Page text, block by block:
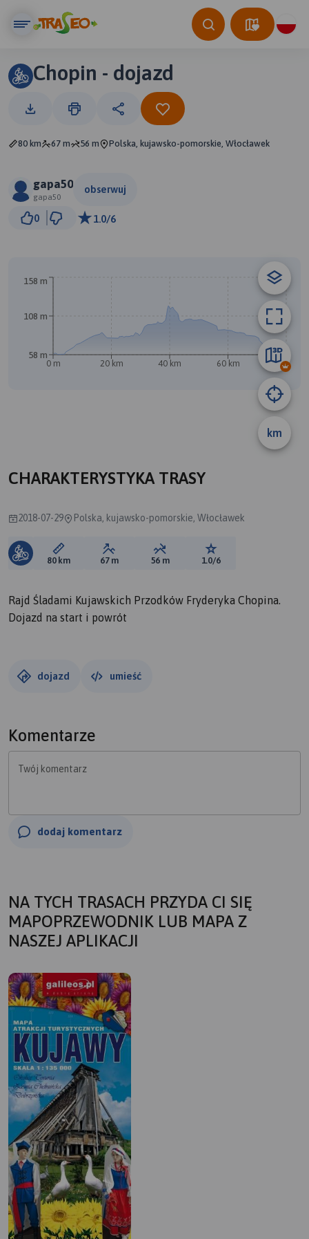
Chopin - dojazd
80 km 67 m 56 m Polska, kujawsko-pomorskie, Włocławek
gapa50
gapa50
obserwuj
0 1.0/6
km
0 m 20 km 40 km 60 km 80 km
58 m
108 m
158 m
CHARAKTERYSTYKA TRASY
2018-07-29 Polska, kujawsko-pomorskie, Włocławek
Długość trasy:
80 km Suma przewyższeń:
67 m Suma spadków:
56 m Ocena trasy:
1.0/6
Rajd Śladami Kujawskich Przodków Fryderyka Chopina.
Dojazd na start i powrót
dojazd umieść
Komentarze
Twój komentarz
dodaj komentarz
NA TYCH TRASACH PRZYDA CI SIĘ
MAPOPRZEWODNIK LUB MAPA Z
NASZEJ APLIKACJI